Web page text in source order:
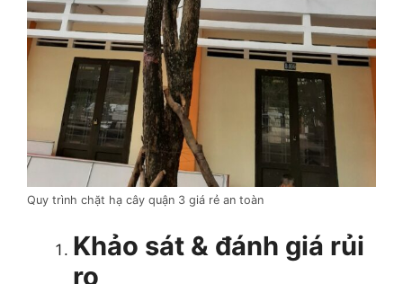
Quy trình chặt hạ cây quận 3 giá rẻ an toàn
Khảo sát & đánh giá rủi
ro